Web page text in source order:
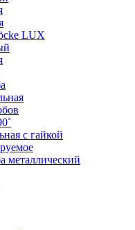
LUX
с гайкой
металлический